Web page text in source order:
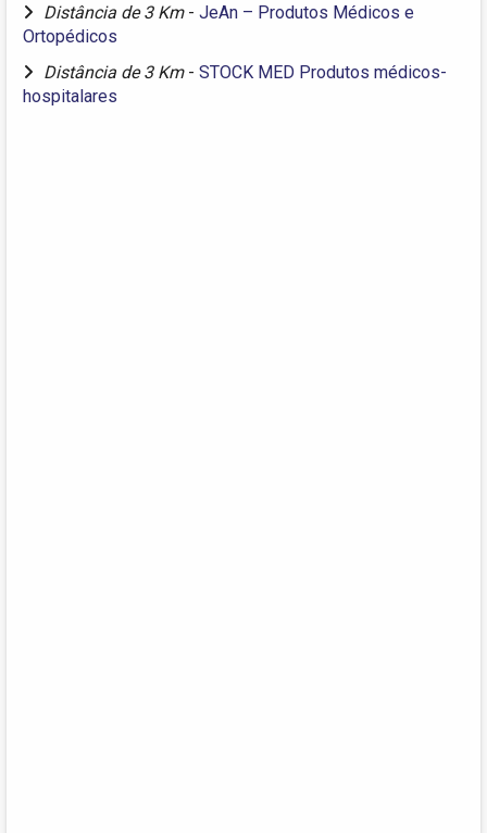
Distância de 3 Km - JeAn – Produtos Médicos e
Ortopédicos
Distância de 3 Km - STOCK MED Produtos médicos-
hospitalares